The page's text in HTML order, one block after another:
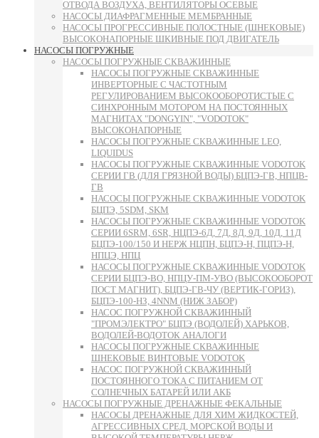
ОТВОДА ВОЗДУХА, ВЕНТИЛЯТОРЫ ОСЕВЫЕ
НАСОСЫ ДИАФРАГМЕННЫЕ МЕМБРАННЫЕ
НАСОСЫ ПРОГРЕССИВНЫЕ ПОЛОСТНЫЕ (ШНЕКОВЫЕ)
ВЫСОКОНАПОРНЫЕ ШКИВНЫЕ ПОД ДВИГАТЕЛЬ
НАСОСЫ ПОГРУЖНЫЕ
НАСОСЫ ПОГРУЖНЫЕ СКВАЖИННЫЕ
НАСОСЫ ПОГРУЖНЫЕ СКВАЖИННЫЕ
ИНВЕРТОРНЫЕ С ЧАСТОТНЫМ
РЕГУЛИРОВАНИЕМ ВЫСОКООБОРОТИСТЫЕ С
СИНХРОННЫМ МОТОРОМ НА ПОСТОЯННЫХ
МАГНИТАХ "DONGYIN", "VODOTOK"
ВЫСОКОНАПОРНЫЕ
НАСОСЫ ПОГРУЖНЫЕ СКВАЖИННЫЕ LEO,
LIQUIDUS
НАСОСЫ ПОГРУЖНЫЕ СКВАЖИННЫЕ VODOTOK
СЕРИИ ГВ (ДЛЯ ГРЯЗНОЙ ВОДЫ) БЦПЭ-ГВ, НПЦВ-
ГВ
НАСОСЫ ПОГРУЖНЫЕ СКВАЖИННЫЕ VODOTOK
БЦПЭ, 5SDM, SKM
НАСОСЫ ПОГРУЖНЫЕ СКВАЖИННЫЕ VODOTOK
СЕРИИ 6SRM, 6SR, НЦПЭ-6Д, 7Д, 8Д, 9Д, 10Д, 11Д
БЦПЭ-100/150 И НЕРЖ НЦПН, БЦПЭ-Н, ПЦПЭ-Н,
НПЦЭ, НПЦ
НАСОСЫ ПОГРУЖНЫЕ СКВАЖИННЫЕ VODOTOK
СЕРИИ БЦПЭ-ВО, НПЦУ-ПМ-УВО (ВЫСОКООБОРОТ
ПОСТ МАГНИТ), БЦПЭ-ГВ-ЧУ (ВЕРТИК-ГОРИЗ),
БЦПЭ-100-НЗ, 4NNM (НИЖ ЗАБОР)
НАСОС ПОГРУЖНОЙ СКВАЖИННЫЙ
"ПРОМЭЛЕКТРО" БЦПЭ (ВОДОЛЕЙ) ХАРЬКОВ,
ВОДОЛЕЙ-ВОДОТОК АНАЛОГИ
НАСОСЫ ПОГРУЖНЫЕ СКВАЖИННЫЕ
ШНЕКОВЫЕ ВИНТОВЫЕ VODOTOK
НАСОС ПОГРУЖНОЙ СКВАЖИННЫЙ
ПОСТОЯННОГО ТОКА С ПИТАНИЕМ ОТ
СОЛНЕЧНЫХ БАТАРЕЙ ИЛИ АКБ
НАСОСЫ ПОГРУЖНЫЕ ДРЕНАЖНЫЕ ФЕКАЛЬНЫЕ
НАСОСЫ ДРЕНАЖНЫЕ ДЛЯ ХИМ ЖИДКОСТЕЙ,
АГРЕССИВНЫХ СРЕД, МОРСКОЙ ВОДЫ И